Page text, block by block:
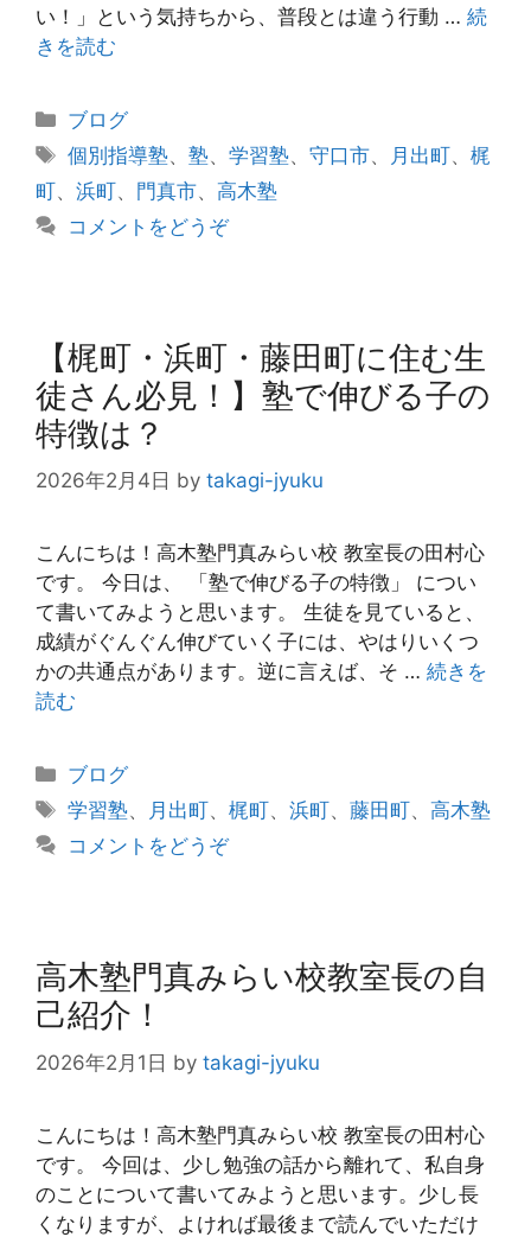
い！」という気持ちから、普段とは違う行動 … 続
きを読む
カ
テ
ゴ
リ
ー
ブログ
タ
グ
個別指導塾、塾、学習塾、守口市、 月出町、梶
町、 浜町、 門真市、 高木塾
コメントをどうぞ
【梶町・浜町・藤田町に住む生
徒さん必見！】塾で伸びる子の
特徴は？
2026年2月4日 by takagi-jyuku
こんにちは！高木塾門真みらい校 教室長の田村心
です。 今日は、 「塾で伸びる子の特徴」 につい
て書いてみようと思います。 生徒を見ていると、
成績がぐんぐん伸びていく子には、やはりいくつ
かの共通点があります。逆に言えば、そ … 続きを
読む
カ
テ
リ
ブログ
タ
グ
学習塾、 月出町、梶町、浜町、藤田町、高木塾
コメントをどうぞ
高木塾門真みらい校教室長の自
己紹介！
2026年2月1日 by takagi-jyuku
こんにちは！高木塾門真みらい校 教室長の田村心
です。 今回は、少し勉強の話から離れて、私自身
のことについて書いてみようと思います。少し長
くなりますが、よければ最後まで読んでいただけ